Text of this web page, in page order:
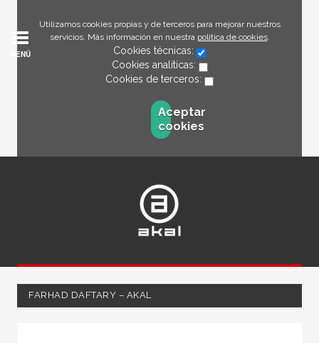
Utilizamos cookies propias y de terceros para mejorar nuestros
servicios. Más información en nuestra política de cookies.
Cookies técnicas:
Cookies analíticas:
Cookies de terceros:
Aceptar
cookies
MENÚ
FARHAD DAFTARY – AKAL